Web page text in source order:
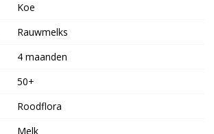
Koe
Rauwmelks
4 maanden
50+
Roodflora
Melk